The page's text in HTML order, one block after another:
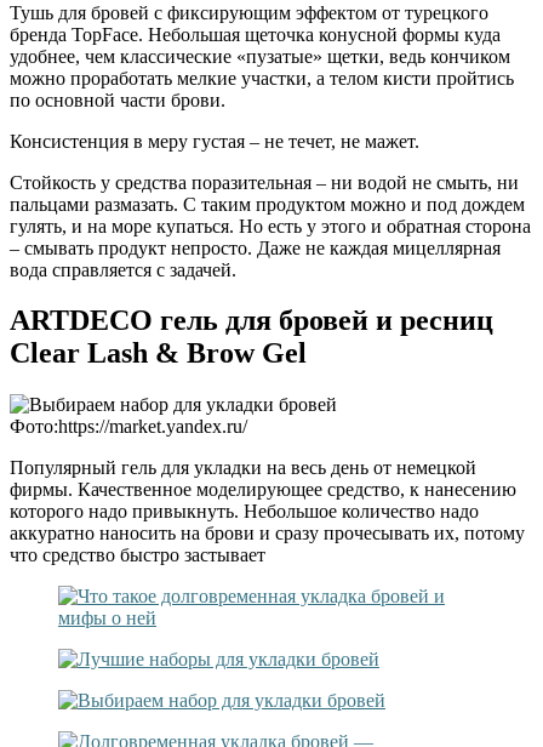
Тушь для бровей с фиксирующим эффектом от турецкого
бренда TopFace. Небольшая щеточка конусной формы куда
удобнее, чем классические «пузатые» щетки, ведь кончиком
можно проработать мелкие участки, а телом кисти пройтись
по основной части брови.
Консистенция в меру густая – не течет, не мажет.
Стойкость у средства поразительная – ни водой не смыть, ни
пальцами размазать. С таким продуктом можно и под дождем
гулять, и на море купаться. Но есть у этого и обратная сторона
– смывать продукт непросто. Даже не каждая мицеллярная
вода справляется с задачей.
ARTDECO гель для бровей и ресниц
Clear Lash & Brow Gel
​Фото:https://market.yandex.ru/
Популярный гель для укладки на весь день от немецкой
фирмы. Качественное моделирующее средство, к нанесению
которого надо привыкнуть. Небольшое количество надо
аккуратно наносить на брови и сразу прочесывать их, потому
что средство быстро застывает